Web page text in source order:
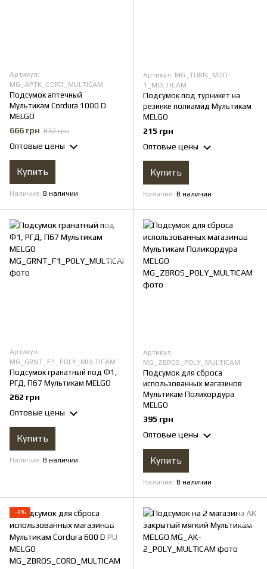
Артикул:
MG_APTK_CORD_MULTICAM
Подсумок аптечный
Мультикам Cordura 1000 D
MELGO
666 грн 832 грн
Оптовые цены
Купить
Наличие В наличии
Артикул: MG_TURN_MOD-
1_MULTICAM
Подсумок под турникет на
резинке полиамид Мультикам
MELGO
215 грн
Оптовые цены
Купить
Наличие В наличии
Артикул:
MG_GRNT_F1_POLY_MULTICAM
Подсумок гранатный под Ф1,
РГД, П67 Мультикам MELGO
262 грн
Оптовые цены
Купить
Наличие В наличии
Артикул:
MG_ZBROS_POLY_MULTICAM
Подсумок для сброса
использованных магазинов
Мультикам Поликордура
MELGO
395 грн
Оптовые цены
Купить
Наличие В наличии
−8%